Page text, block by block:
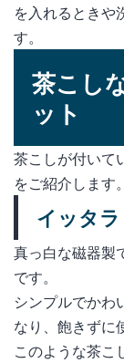
を入れるときや
す。
茶こし
ット
茶こしが付いて
をご紹介します。
イッタ
真っ白な磁器製
です。
シンプルでかわ
なり、飽きずに
このような茶こ